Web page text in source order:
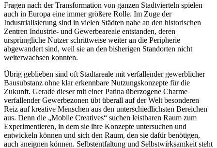
Fragen nach der Transformation von ganzen Stadtvierteln spielen
auch in Europa eine immer größere Rolle. Im Zuge der
Industrialisierung sind in vielen Städten nahe an den historischen
Zentren Industrie- und Gewerbeareale entstanden, deren
ursprüngliche Nutzer schrittweise weiter an die Peripherie
abgewandert sind, weil sie an den bisherigen Standorten nicht
weiterwachsen konnten.
Übrig geblieben sind oft Stadtareale mit verfallender gewerblicher
Bausubstanz ohne klar erkennbare Nutzungskonzepte für die
Zukunft. Gerade dieser mit einer Patina überzogene Charme
verfallender Gewerbezonen übt überall auf der Welt besonderen
Reiz auf kreative Menschen aus den unterschiedlichsten Bereichen
aus. Denn die „Mobile Creatives“ suchen leistbaren Raum zum
Experimentieren, in dem sie ihre Konzepte untersuchen und
entwickeln können und sich den Raum, den sie dafür benötigen,
auch aneignen können. Selbstentfaltung und Selbstwirksamkeit steht